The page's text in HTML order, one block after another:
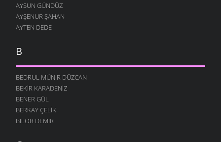
AYSUN GÜNDÜZ
AYŞENUR ŞAHAN
AYTEN DEDE
B
BEDRUL MÜNIR DÜZCAN
BEKIR KARADENIZ
BENER GÜL
BERKAY ÇELIK
BILOR DEMIR